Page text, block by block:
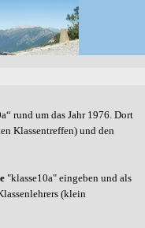
rund um das Jahr 1976. Dort
Klassentreffen) und den
"klasse10a" eingeben und als
(klein